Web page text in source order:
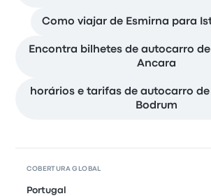
Como viajar de Esmirna para
Encontra bilhetes de autocarro
Ancara
horários e tarifas de autocarro
Bodrum
COBERTURA GLOBAL
Portugal